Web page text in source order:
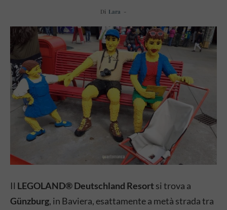
Di Lara -
Il LEGOLAND® Deutschland Resortsi trova a
Günzburg, in Baviera, esattamente a metà strada tra